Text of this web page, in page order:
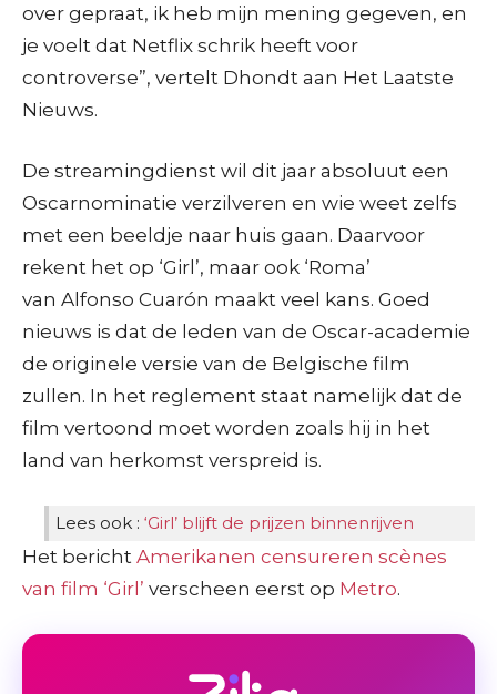
over gepraat, ik heb mijn mening gegeven, en
je voelt dat Netflix schrik heeft voor
controverse”, vertelt Dhondt aan Het Laatste
Nieuws.
De streamingdienst wil dit jaar absoluut een
Oscarnominatie verzilveren en wie weet zelfs
met een beeldje naar huis gaan. Daarvoor
rekent het op ‘Girl’, maar ook ‘Roma’
van Alfonso Cuarón maakt veel kans. Goed
nieuws is dat de leden van de Oscar-academie
de originele versie van de Belgische film
zullen. In het reglement staat namelijk dat de
film vertoond moet worden zoals hij in het
land van herkomst verspreid is.
Lees ook : ‘Girl’ blijft de prijzen binnenrijven
Het bericht Amerikanen censureren scènes
van film ‘Girl’ verscheen eerst op Metro.